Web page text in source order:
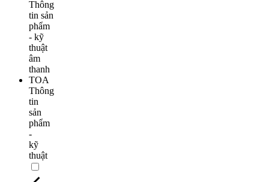
Thông
tin
sản
phẩm
-
kỹ
thuật